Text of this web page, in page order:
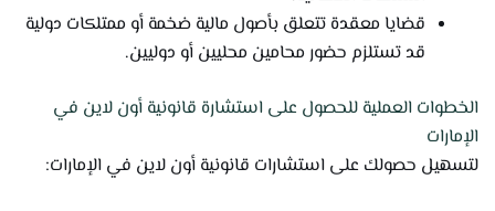
قضايا معقدة تتعلق بأصول مالية ضخمة أو ممتلكات دولية
قد تستلزم حضور محامين محليين أو دوليين.
الخطوات العملية للحصول على استشارة قانونية أون لاين في
الإمارات
لتسهيل حصولك على استشارات قانونية أون لاين في الإمارات: